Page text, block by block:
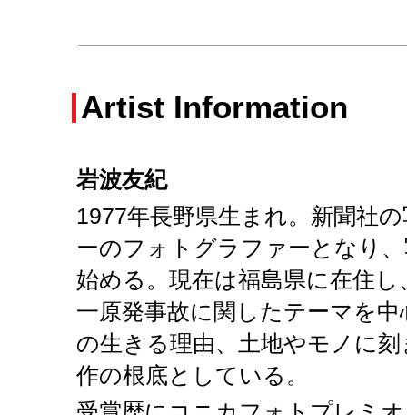
Artist Information
岩波友紀
1977年長野県生まれ。新聞社
ーのフォトグラファーとなり
始める。現在は福島県に在住
一原発事故に関したテーマを
の生きる理由、土地やモノに
作の根底としている。